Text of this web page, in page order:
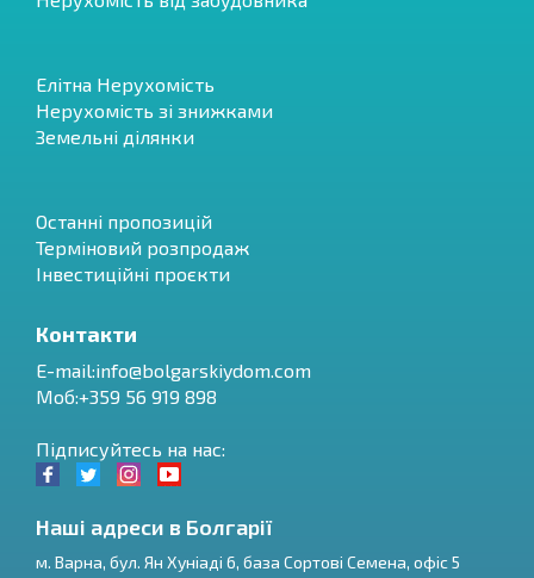
Елітна Нерухомість
Нерухомість зі знижками
Земельні ділянки
Останні пропозицій
Терміновий розпродаж
Інвестиційні проєкти
Контакти
E-mail:info@bolgarskiydom.com
Моб:+359 56 919 898
Підписуйтесь на нас:
Наші адреси в Болгарії
м. Варна, бул. Ян Хуніаді 6, база Сортові Семена, офіс 5